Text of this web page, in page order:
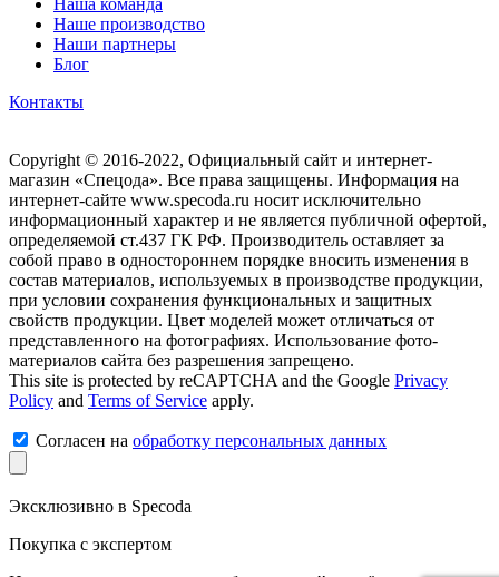
Наша команда
Наше производство
Наши партнеры
Блог
Контакты
Copyright © 2016-2022, Официальный сайт и интернет-
магазин «Спецода». Все права защищены. Информация на
интернет-сайте www.specoda.ru носит исключительно
информационный характер и не является публичной офертой,
определяемой ст.437 ГК РФ. Производитель оставляет за
собой право в одностороннем порядке вносить изменения в
состав материалов, используемых в производстве продукции,
при условии сохранения функциональных и защитных
свойств продукции. Цвет моделей может отличаться от
представленного на фотографиях. Использование фото-
материалов сайта без разрешения запрещено.
This site is protected by reCAPTCHA and the Google Privacy
Policy and Terms of Service apply.
Согласен на обработку персональных данных
Эксклюзивно в Specoda
Покупка с экспертом